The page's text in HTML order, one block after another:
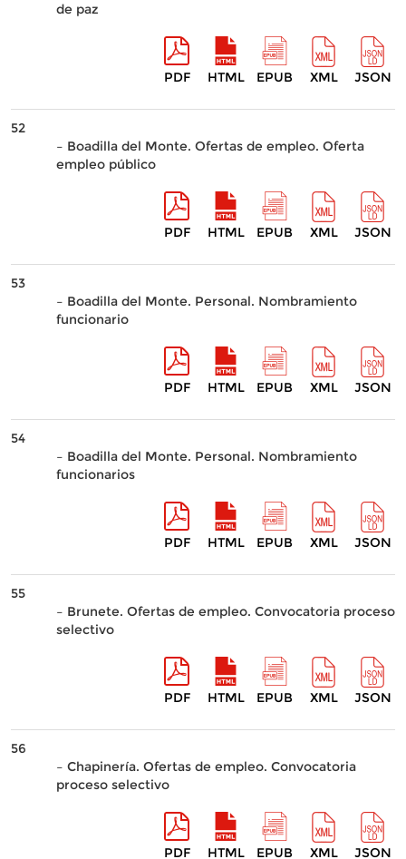
de paz
PDF HTML EPUB XML JSON
52
– Boadilla del Monte. Ofertas de empleo. Oferta
empleo público
PDF HTML EPUB XML JSON
53
– Boadilla del Monte. Personal. Nombramiento
funcionario
PDF HTML EPUB XML JSON
54
– Boadilla del Monte. Personal. Nombramiento
funcionarios
PDF HTML EPUB XML JSON
55
– Brunete. Ofertas de empleo. Convocatoria proceso
selectivo
PDF HTML EPUB XML JSON
56
– Chapinería. Ofertas de empleo. Convocatoria
proceso selectivo
PDF HTML EPUB XML JSON